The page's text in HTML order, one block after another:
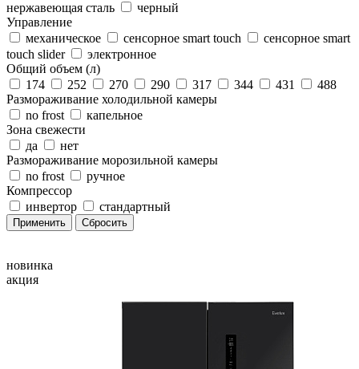
нержавеющая сталь
черный
Управление
механическое
сенсорное smart touch
сенсорное smart
touch slider
электронное
Общий объем (л)
174
252 270 290 317 344 431
488
Размораживание холодильной камеры
no frost
капельное
Зона свежести
да
нет
Размораживание морозильной камеры
no frost
ручное
Компрессор
инвертор
стандартный
новинка
акция